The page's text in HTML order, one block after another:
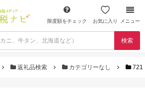
限度額をチェック お気に入り メニュー
検索
返礼品検索 カテゴリーなし 721